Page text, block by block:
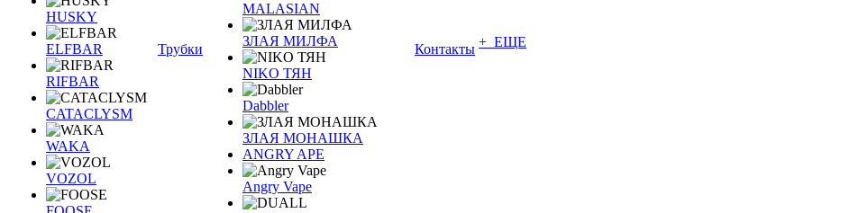
HUSKY
ELFBAR
RIFBAR
CATACLYSM
WAKA
VOZOL
Трубки
MALASIAN
ЗЛАЯ МИЛФА
NIKO ТЯН
Dabbler
ЗЛАЯ МОНАШКА
ANGRY APE
Angry Vape
Контакты + ЕЩЕ